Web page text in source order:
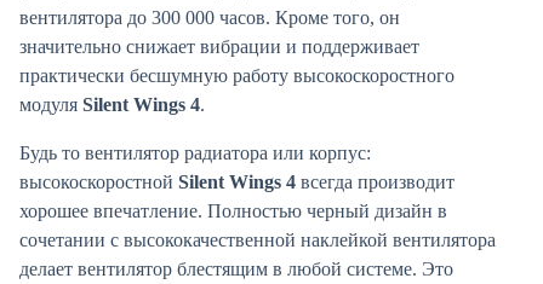
вентилятора до 300 000 часов. Кроме того, он
значительно снижает вибрации и поддерживает
практически бесшумную работу высокоскоростного
модуля Silent Wings 4.
Будь то вентилятор радиатора или корпус:
высокоскоростной Silent Wings 4 всегда производит
хорошее впечатление. Полностью черный дизайн в
сочетании с высококачественной наклейкой вентилятора
делает вентилятор блестящим в любой системе. Это